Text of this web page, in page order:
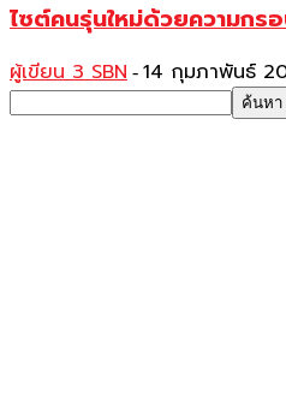
ไซต์คนรุ่นใหม่ด้วยความกร
ผู้เขียน 3 SBN - 14 กุมภาพันธ์